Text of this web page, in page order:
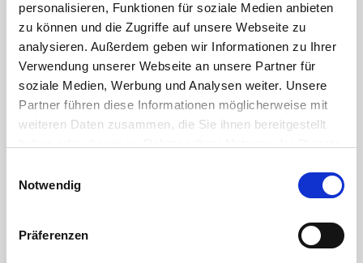
personalisieren, Funktionen für soziale Medien anbieten
zu können und die Zugriffe auf unsere Webseite zu
analysieren. Außerdem geben wir Informationen zu Ihrer
Verwendung unserer Webseite an unsere Partner für
soziale Medien, Werbung und Analysen weiter. Unsere
Partner führen diese Informationen möglicherweise mit
weiteren Daten zusammen, die Sie ihnen bereitgestellt
Cookies, wenn Sie unsere Webseite weiterhin nutzen.
Notwendig
Präferenzen
Anschlussgröße